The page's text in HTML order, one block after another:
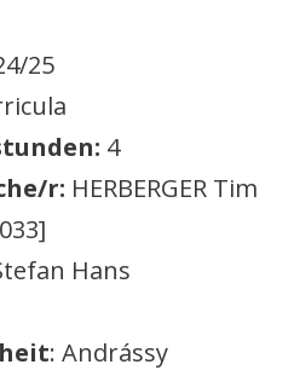
25
4
r: HERBERGER Tim
Hans
: Andrássy